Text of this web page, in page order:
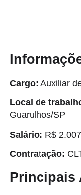
Cargo: Auxiliar
Local de
Guarulhos/SP
Salário: R$
Contratação:
Principais